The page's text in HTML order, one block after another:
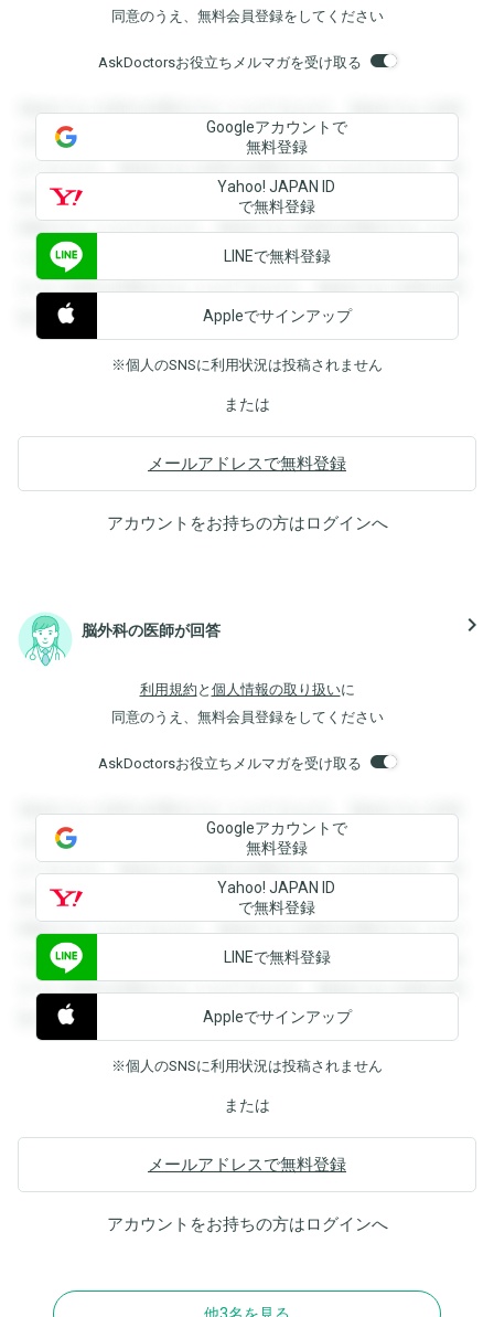
同意のうえ、無料会員登録をしてください
AskDoctorsお役立ちメルマガを受け取る
登録すると回答を閲覧することができます。登録すると回答
を閲覧することができます。登録すると回答を閲覧すること
ができます。登録すると回答を閲覧することができます。登
録すると回答を閲覧することができます。登録すると回答を
閲覧することができます。登録すると回答を閲覧することが
できます。登録すると回答を閲覧することができます。登録
すると回答を閲覧することができます。登録すると回答を閲
覧することができます。
Googleアカウントで
無料登録
Yahoo! JAPAN ID
で無料登録
LINEで無料登録
Appleでサインアップ
※個人のSNSに利用状況は投稿されません
または
メールアドレスで無料登録
アカウントをお持ちの方はログインへ
脳外科の医師が回答 navigate_next
利用規約 と 個人情報の取り扱いに
同意のうえ、無料会員登録をしてください
AskDoctorsお役立ちメルマガを受け取る
登録すると回答を閲覧することができます。登録すると回答
を閲覧することができます。登録すると回答を閲覧すること
ができます。登録すると回答を閲覧することができます。登
録すると回答を閲覧することができます。登録すると回答を
閲覧することができます。登録すると回答を閲覧することが
できます。登録すると回答を閲覧することができます。登録
すると回答を閲覧することができます。登録すると回答を閲
覧することができます。
Googleアカウントで
無料登録
Yahoo! JAPAN ID
で無料登録
LINEで無料登録
Appleでサインアップ
※個人のSNSに利用状況は投稿されません
または
メールアドレスで無料登録
アカウントをお持ちの方はログインへ
他3名を見る